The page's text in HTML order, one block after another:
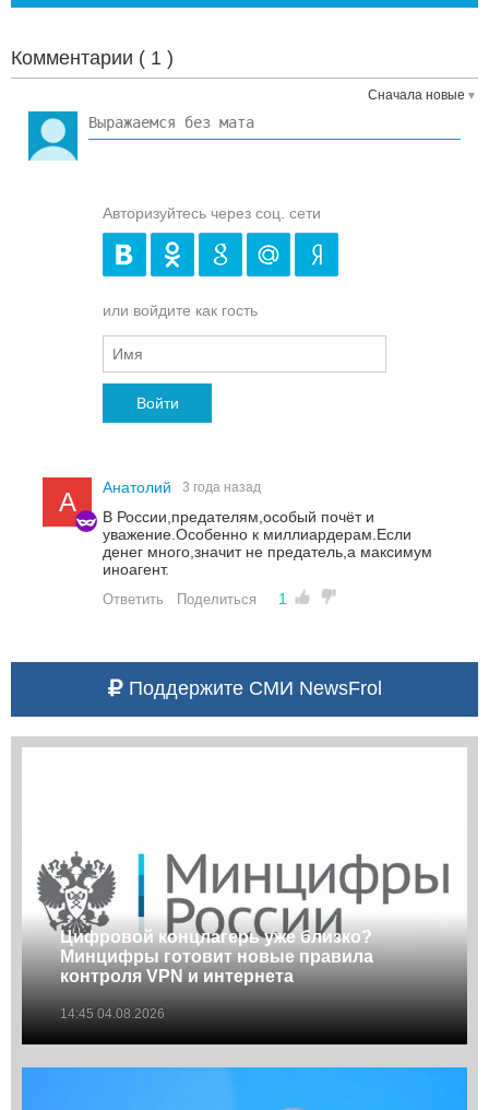
Комментарии ( 1 )
Сначала новые
Авторизуйтесь через соц. сети
или войдите как гость
Войти
А Анатолий 3 года назад
В России,предателям,особый почёт и
уважение.Особенно к миллиардерам.Если
денег много,значит не предатель,а максимум
иноагент.
Ответить Поделиться 1
Поддержите СМИ NewsFrol
Цифровой концлагерь уже близко?
Минцифры готовит новые правила
контроля VPN и интернета
14:45 04.08.2026